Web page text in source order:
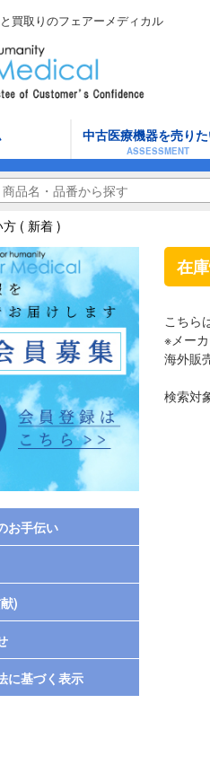
買取りのフェアーメディカル
中古医療機器を売り
ASSESSMENT
方 ( 新着 )
在
こちら
※メー
海外販
検索対
お手伝い
)
に基づく表示